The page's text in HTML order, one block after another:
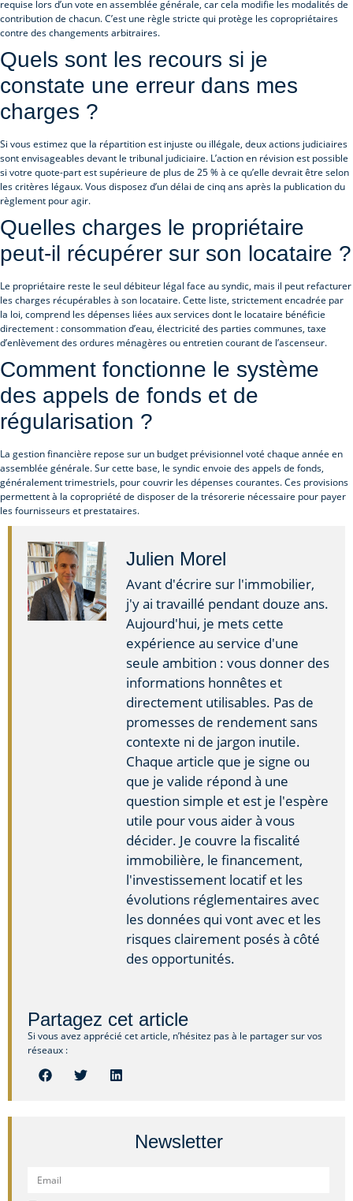
requise lors d’un vote en assemblée générale, car cela modifie les modalités de
contribution de chacun. C’est une règle stricte qui protège les copropriétaires
contre des changements arbitraires.
Quels sont les recours si je
constate une erreur dans mes
charges ?
Si vous estimez que la répartition est injuste ou illégale, deux actions judiciaires
sont envisageables devant le tribunal judiciaire. L’action en révision est possible
si votre quote-part est supérieure de plus de 25 % à ce qu’elle devrait être selon
les critères légaux. Vous disposez d’un délai de cinq ans après la publication du
règlement pour agir.
Quelles charges le propriétaire
peut-il récupérer sur son locataire ?
Le propriétaire reste le seul débiteur légal face au syndic, mais il peut refacturer
les charges récupérables à son locataire. Cette liste, strictement encadrée par
la loi, comprend les dépenses liées aux services dont le locataire bénéficie
directement : consommation d’eau, électricité des parties communes, taxe
d’enlèvement des ordures ménagères ou entretien courant de l’ascenseur.
Comment fonctionne le système
des appels de fonds et de
régularisation ?
La gestion financière repose sur un budget prévisionnel voté chaque année en
assemblée générale. Sur cette base, le syndic envoie des appels de fonds,
généralement trimestriels, pour couvrir les dépenses courantes. Ces provisions
permettent à la copropriété de disposer de la trésorerie nécessaire pour payer
les fournisseurs et prestataires.
Julien Morel
Avant d'écrire sur l'immobilier,
j'y ai travaillé pendant douze ans.
Aujourd'hui, je mets cette
expérience au service d'une
seule ambition : vous donner des
informations honnêtes et
directement utilisables. Pas de
promesses de rendement sans
contexte ni de jargon inutile.
Chaque article que je signe ou
que je valide répond à une
question simple et est je l'espère
utile pour vous aider à vous
décider. Je couvre la fiscalité
immobilière, le financement,
l'investissement locatif et les
évolutions réglementaires avec
les données qui vont avec et les
risques clairement posés à côté
des opportunités.
Partagez cet article
Si vous avez apprécié cet article, n’hésitez pas à le partager sur vos
réseaux :
Newsletter